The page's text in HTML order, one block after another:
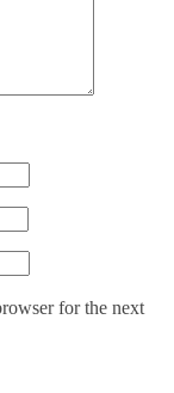
for the next